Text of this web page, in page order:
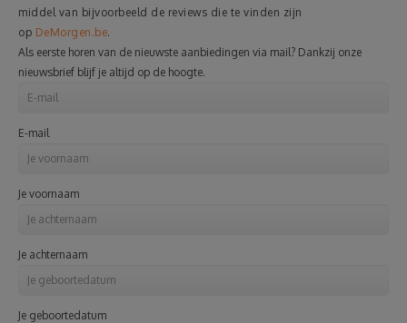
middel van bijvoorbeeld de reviews die te vinden zijn
op DeMorgen.be.
Als eerste horen van de nieuwste aanbiedingen via mail? Dankzij onze
nieuwsbrief blijf je altijd op de hoogte.
E-mail
Je voornaam
Je achternaam
Je geboortedatum